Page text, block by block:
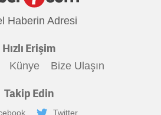
Haberin Adresi
Hızlı Erişim
Künye Bize Ulaşın
Takip Edin
Twitter